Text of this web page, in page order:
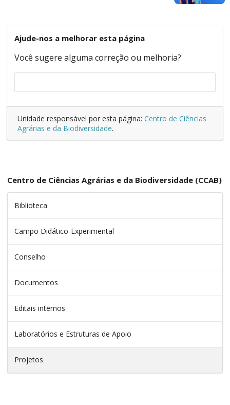
Ajude-nos a melhorar esta página
Você sugere alguma correção ou melhoria?
Unidade responsável por esta página: Centro de Ciências
Agrárias e da Biodiversidade.
Centro de Ciências Agrárias e da Biodiversidade (CCAB)
Biblioteca
Campo Didático-Experimental
Conselho
Documentos
Editais internos
Laboratórios e Estruturas de Apoio
Projetos